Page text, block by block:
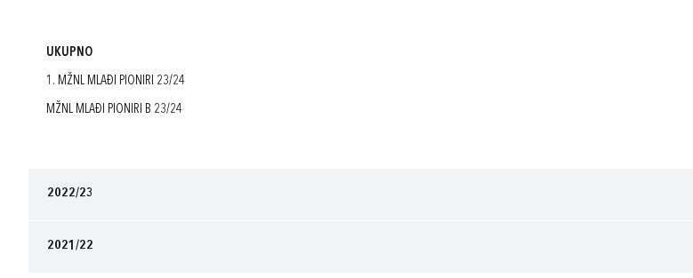
UKUPNO
1. MŽNL MLAĐI PIONIRI 23/24
MŽNL MLAĐI PIONIRI B 23/24
2022/23
2021/22